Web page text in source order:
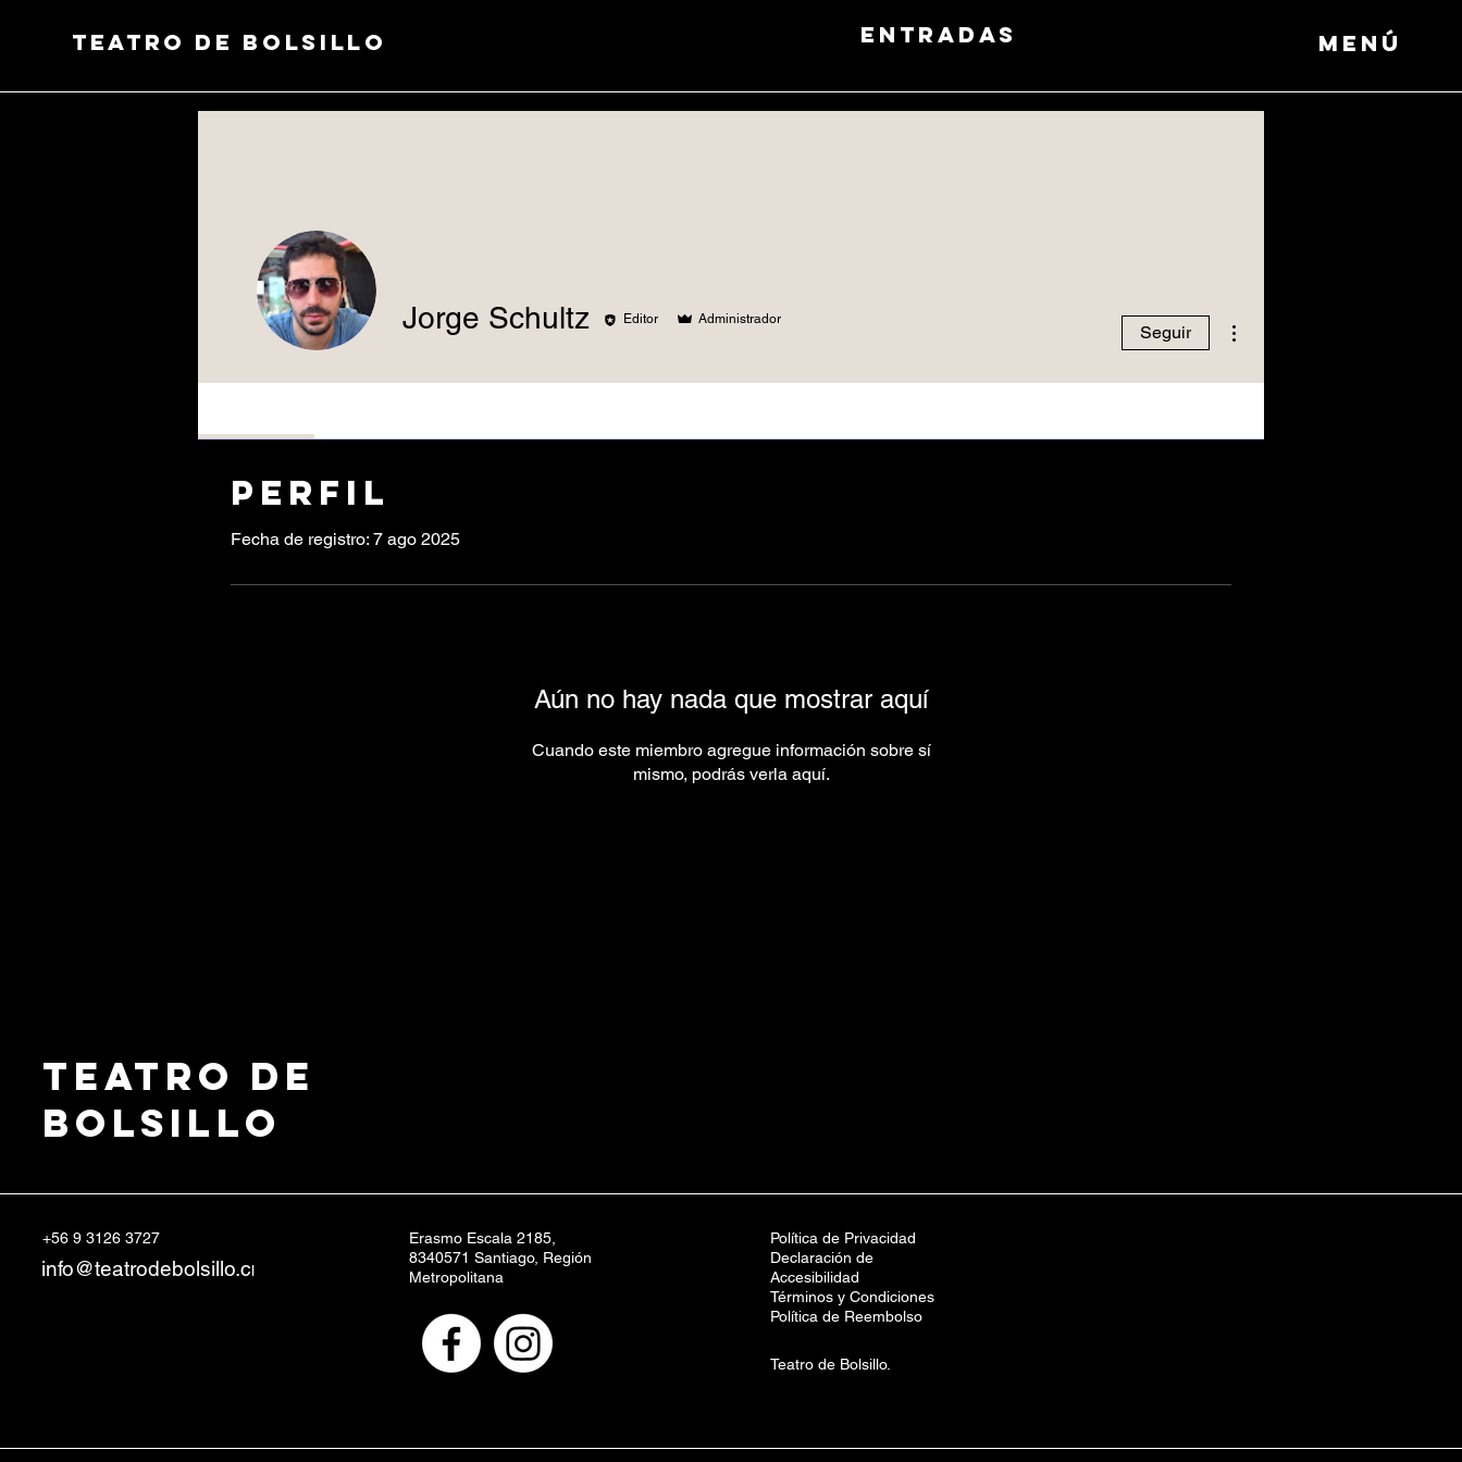
Teatro de Bolsillo Menú
entradas
Jorge Schultz Editor Administrador
Seguir
Perfil
Fecha de registro: 7 ago 2025
Aún no hay nada que mostrar aquí
Cuando este miembro agregue información sobre sí
mismo, podrás verla aquí.
Teatro de
Bolsillo
+56 9 3126 3727
info@teatrodebolsillo.cl
Erasmo Escala 2185,
8340571 Santiago, Región
Metropolitana
Política de Privacidad
Declaración de
Accesibilidad
Términos y Condiciones
Política de Reembolso
Teatro de Bolsillo.